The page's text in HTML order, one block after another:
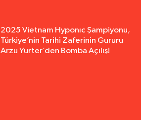
2025 Vietnam Hyponıc Şampiyonu,
Türkiye’nin Tarihi Zaferinin Gururu
Arzu Yurter’den Bomba Açılış!